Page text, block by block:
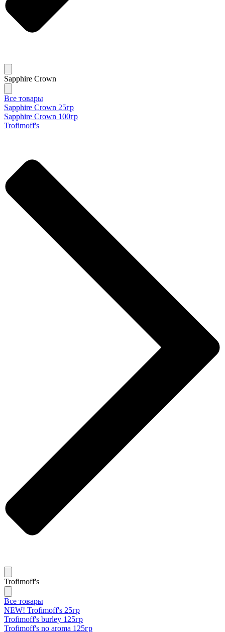
Sapphire Crown
Все товары
Sapphire Crown 25гр
Sapphire Crown 100гр
Trofimoff's
Trofimoff's
Все товары
NEW! Trofimoff's 25гр
Trofimoff's burley 125гр
Trofimoff's no aroma 125гр